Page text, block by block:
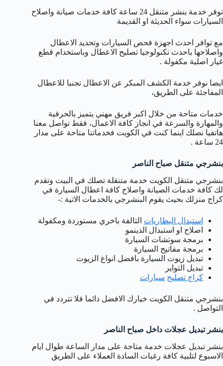
توفر خدمة بنشر متنقل 24 ساعة كافة خدمات صيانة واصلاح
السيارات سواء الحديثة او القديمة
مع توافر احدث اجهزة فحص السيارات وتحديد الاعطال
واصلاحها باحدث تكنولوجيا تصليح الاعطال وباستخدام قطع
غيار اصلية مكفولة .
ايضا نوفر خدمة الكشف المبكر عن الاعطال تجنبا للاعطال
المفاجئة على الطريق،
خدمات متاحة من خلال اكبر فريق مهني يتميز بالحرفية
والمهارة والسرعة في انجاز كافة الاعمال، فقط تواصل معنا
هاتفيا نصلك اينما كنت في الكويت فخدماتنا متاحة على مدار
24 ساعة .
بنشرجي متنقل صباح الناصر
بنشرجي متنقل الكويت خدمة متنقلة تصلك في البيت وتقدم
لك كافة خدمات الصيانة واصلاح كافة اعطال السيارة في
كراج منزلك بحيث يقوم البنشرجي بالخدمات الاتية :-
استبدال البطاريات التالفة باخري مستوردة ومكفولة
اصلاح او استبدال الدينمو
برمجة سوتشات السيارة
برمجة مفاتيح السيارة
تبديل زيوت السيارة بافضل انواع الزيوت
تبديل التواير
كراج تصليح سيارات
بنشرجي متنقل الكويت خيارك الافضل دائما فلا تتردد في
التواصل .
بنشر تبديل عجلات داخل صباح الناصر
بنشر تبديل عجلات خدمة متاحة على مدار الساعة طوال ايام
الاسبوع لتلبية كافة رغبات السادة العملاء على الطريق